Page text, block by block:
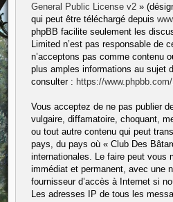
General Public License v2»
qui peut être téléchargé depuis
phpBB facilite seulement les
Limited n’est pas responsable de
n’acceptons pas comme contenu
plus amples informations au sujet
consulter : https://www.phpbb.com/.
Vous acceptez de ne pas publier
vulgaire, diffamatoire, choquant,
ou tout autre contenu qui peut
pays, du pays où « Club Des
internationales. Le faire peut vous
immédiat et permanent, avec une
fournisseur d’accès à Internet si
Les adresses IP de tous les